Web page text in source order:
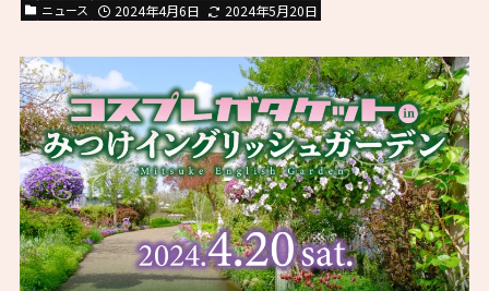
ニュース 2024年4月6日 2024年5月20日